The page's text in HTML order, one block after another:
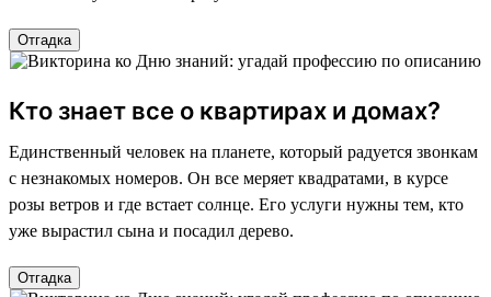
Отгадка
Кто знает все о квартирах и домах?
Единственный человек на планете, который радуется звонкам
с незнакомых номеров. Он все меряет квадратами, в курсе
розы ветров и где встает солнце. Его услуги нужны тем, кто
уже вырастил сына и посадил дерево.
Отгадка